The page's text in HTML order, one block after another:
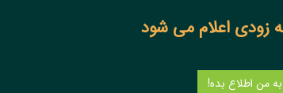
زودی اعلام می شود
من اطلاع بده!